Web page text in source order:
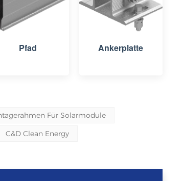
Pfad Ankerplatte
Für Solarmodule
C&D Clean Energy